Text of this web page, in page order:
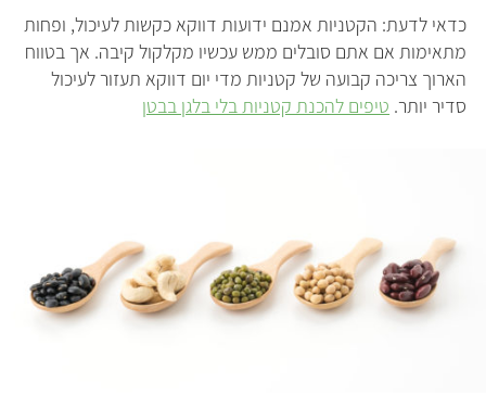
כדאי לדעת: הקטניות אמנם ידועות דווקא כקשות לעיכול, ופחות
מתאימות אם אתם סובלים ממש עכשיו מקלקול קיבה. אך בטווח
הארוך צריכה קבועה של קטניות מדי יום דווקא תעזור לעיכול
סדיר יותר. טיפים להכנת קטניות בלי בלגן בבטן